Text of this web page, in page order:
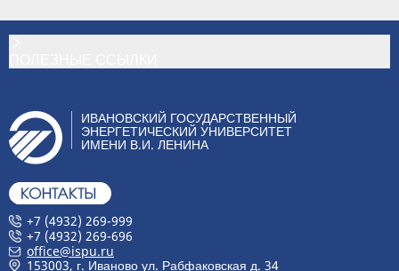
ИВАНОВСКИЙ ГОСУДАРСТВЕННЫЙ
ЭНЕРГЕТИЧЕСКИЙ УНИВЕРСИТЕТ
ИМЕНИ В.И. ЛЕНИНА
+7 (4932) 269-999
+7 (4932) 269-696
office@ispu.ru
153003, г. Иваново ул. Рабфаковская д. 34